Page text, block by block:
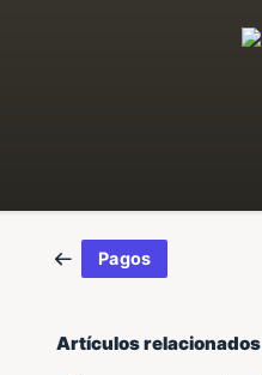
Pagos
Artículos relacionados